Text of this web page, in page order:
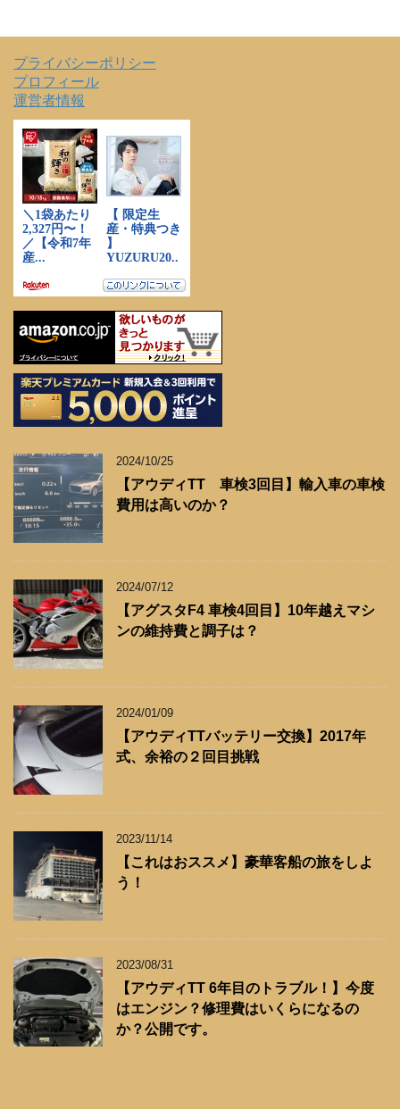
プライバシーポリシー
プロフィール
運営者情報
2024/10/25
【アウディTT 車検3回目】輸入車の車検
費用は高いのか？
2024/07/12
【アグスタF4 車検4回目】10年越えマシ
ンの維持費と調子は？
2024/01/09
【アウディTTバッテリー交換】2017年
式、余裕の２回目挑戦
2023/11/14
【これはおススメ】豪華客船の旅をしよ
う！
2023/08/31
【アウディTT 6年目のトラブル！】今度
はエンジン？修理費はいくらになるの
か？公開です。